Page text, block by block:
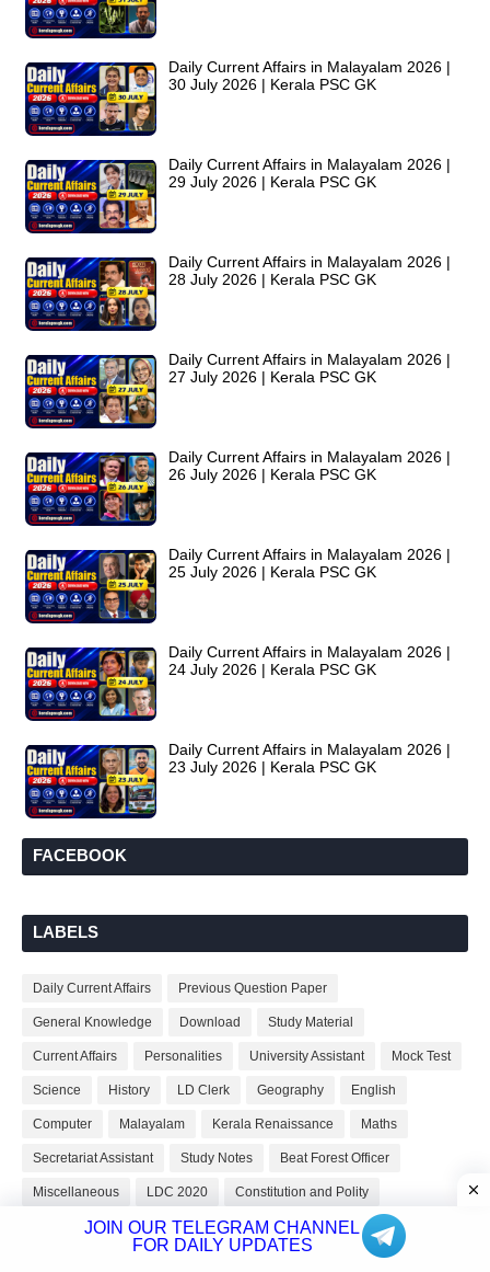
Daily Current Affairs in Malayalam 2026 |
30 July 2026 | Kerala PSC GK
Daily Current Affairs in Malayalam 2026 |
29 July 2026 | Kerala PSC GK
Daily Current Affairs in Malayalam 2026 |
28 July 2026 | Kerala PSC GK
Daily Current Affairs in Malayalam 2026 |
27 July 2026 | Kerala PSC GK
Daily Current Affairs in Malayalam 2026 |
26 July 2026 | Kerala PSC GK
Daily Current Affairs in Malayalam 2026 |
25 July 2026 | Kerala PSC GK
Daily Current Affairs in Malayalam 2026 |
24 July 2026 | Kerala PSC GK
Daily Current Affairs in Malayalam 2026 |
23 July 2026 | Kerala PSC GK
FACEBOOK
LABELS
Daily Current Affairs Previous Question Paper
General Knowledge Download Study Material
Current Affairs Personalities University Assistant Mock Test
Science History LD Clerk Geography English
Computer Malayalam Kerala Renaissance Maths
Secretariat Assistant Study Notes Beat Forest Officer
Miscellaneous LDC 2020 Constitution and Polity
Mock Test Series Tips and Tricks Facts About India
High Court Assistant
JOIN OUR TELEGRAM CHANNEL
FOR DAILY UPDATES